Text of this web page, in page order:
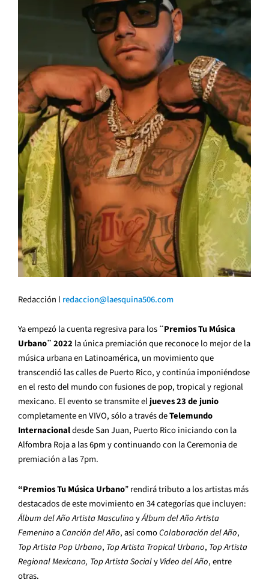
Redacción l redaccion@laesquina506.com
Ya empezó la cuenta regresiva para los¨Premios Tu Música
Urbano¨ 2022 la única premiación que reconoce lo mejor de la
música urbana en Latinoamérica, un movimiento que
transcendió las calles de Puerto Rico, y continúa imponiéndose
en el resto del mundo con fusiones de pop, tropical y regional
mexicano. El evento se transmite eljueves 23 de junio
completamente en VIVO, sólo a través deTelemundo
Internacionaldesde San Juan, Puerto Rico iniciando con la
Alfombra Roja a las 6pm y continuando con la Ceremonia de
premiación a las 7pm.
“Premios Tu Música Urbano” rendirá tributo a los artistas más
destacados de este movimiento en 34 categorías que incluyen:
Álbum del Año Artista MasculinoyÁlbum del AñoArtista
FemeninoaCanción del Año, así comoColaboración del Año,
Top Artista Pop Urbano, TopArtista Tropical Urbano, TopArtista
Regional Mexicano, Top Artista SocialyVideo del Año, entre
otras.